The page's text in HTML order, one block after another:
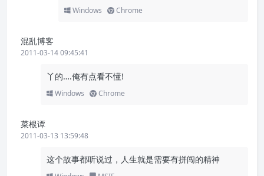
Windows Chrome
混乱博客
2011-03-14 09:45:41
丫的….俺有点看不懂!
Windows Chrome
菜根谭
2011-03-13 13:59:48
这个故事都听说过，人生就是需要有拼闯的精神